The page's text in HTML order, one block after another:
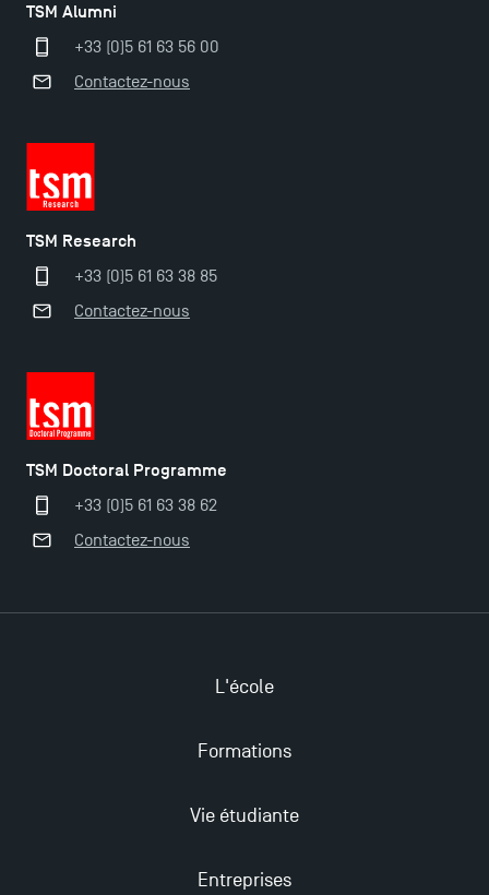
plus enrichissantes
TSM Alumni
+33 (0)5 61 63 56 00
Contactez-nous
TSM Research
+33 (0)5 61 63 38 85
Contactez-nous
TSM Doctoral Programme
+33 (0)5 61 63 38 62
Contactez-nous
L'école
Formations
Vie étudiante
Entreprises